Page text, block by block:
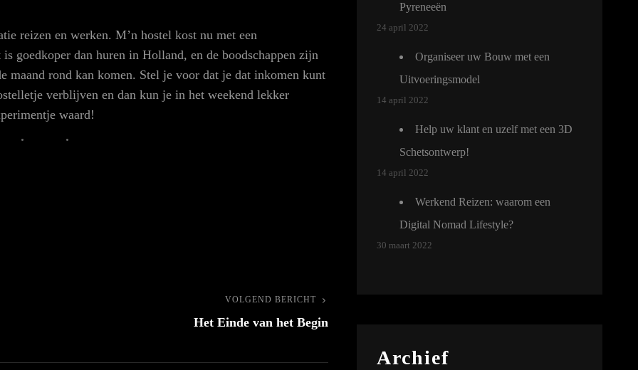
reizen en werken. M’n hostel kost nu met een
goedkoper dan huren in Holland, en de boodschappen zijn
maand rond kan komen. Stel je voor dat je dat inkomen kunt
verblijven en dan kun je in het weekend lekker
waard!
bericht
VOLGEND BERICHT
Het Einde van het Begin
Pyreneeën
24 april 2022
Organiseer uw Bouw met een
Uitvoeringsmodel
14 april 2022
Help uw klant en uzelf met een 3D
Schetsontwerp!
14 april 2022
Werkend Reizen: waarom een
Digital Nomad Lifestyle?
30 maart 2022
Archief